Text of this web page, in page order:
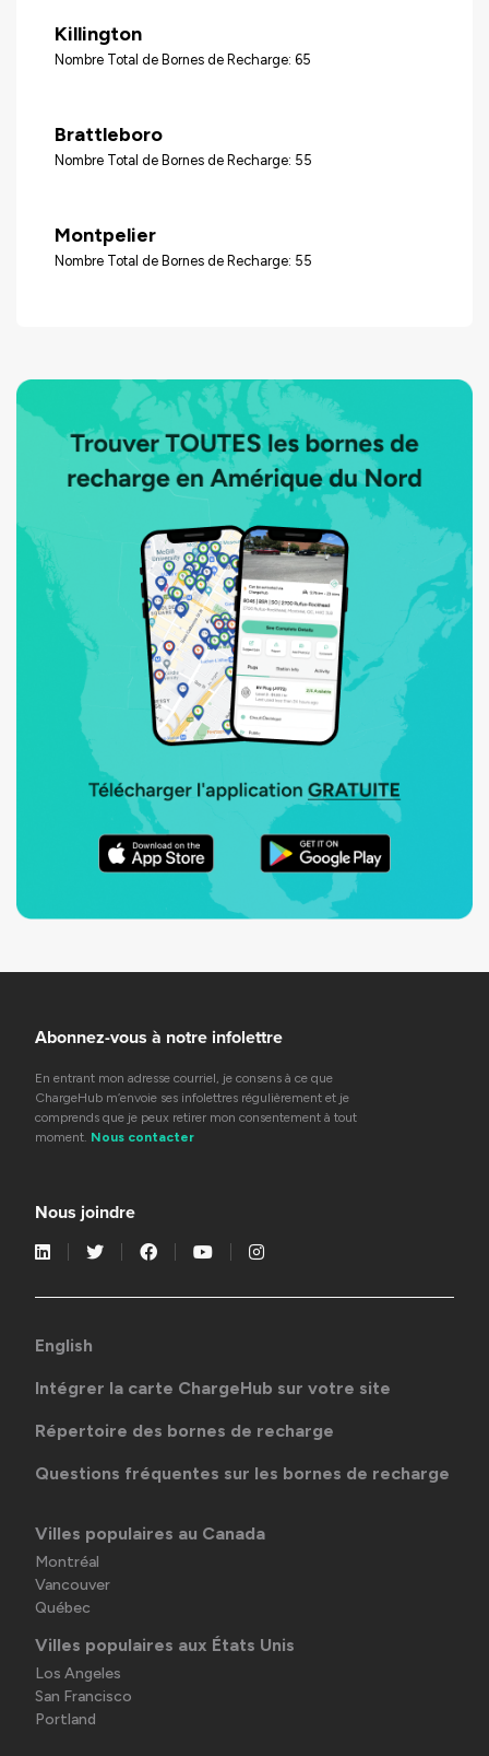
Killington
Nombre Total de Bornes de Recharge: 65
Brattleboro
Nombre Total de Bornes de Recharge: 55
Montpelier
Nombre Total de Bornes de Recharge: 55
Abonnez-vous à notre infolettre
En entrant mon adresse courriel, je consens à ce que
ChargeHub m’envoie ses infolettres régulièrement et je
comprends que je peux retirer mon consentement à tout
moment. Nous contacter
Nous joindre
English
Intégrer la carte ChargeHub sur votre site
Répertoire des bornes de recharge
Questions fréquentes sur les bornes de recharge
Villes populaires au Canada
Montréal
Vancouver
Québec
Villes populaires aux États Unis
Los Angeles
San Francisco
Portland